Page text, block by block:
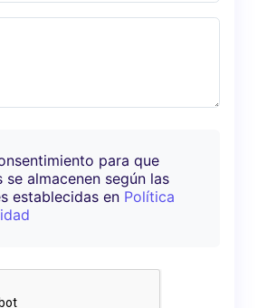
para que
se almacenen según las
establecidas en Política